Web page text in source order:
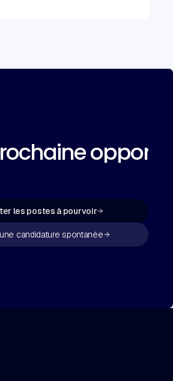
les postes à pourvoir
candidature spontanée